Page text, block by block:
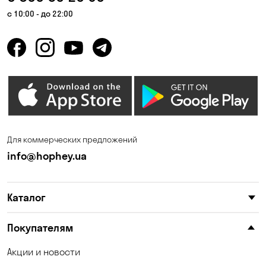
Горишние Плавни
Елизаветовка Зазимье
Калиновка
Киев
Княжичи
с 10:00 - до 22:00
Для коммерческих предложений
info@hophey.ua
Каталог
Покупателям
Акции и новости